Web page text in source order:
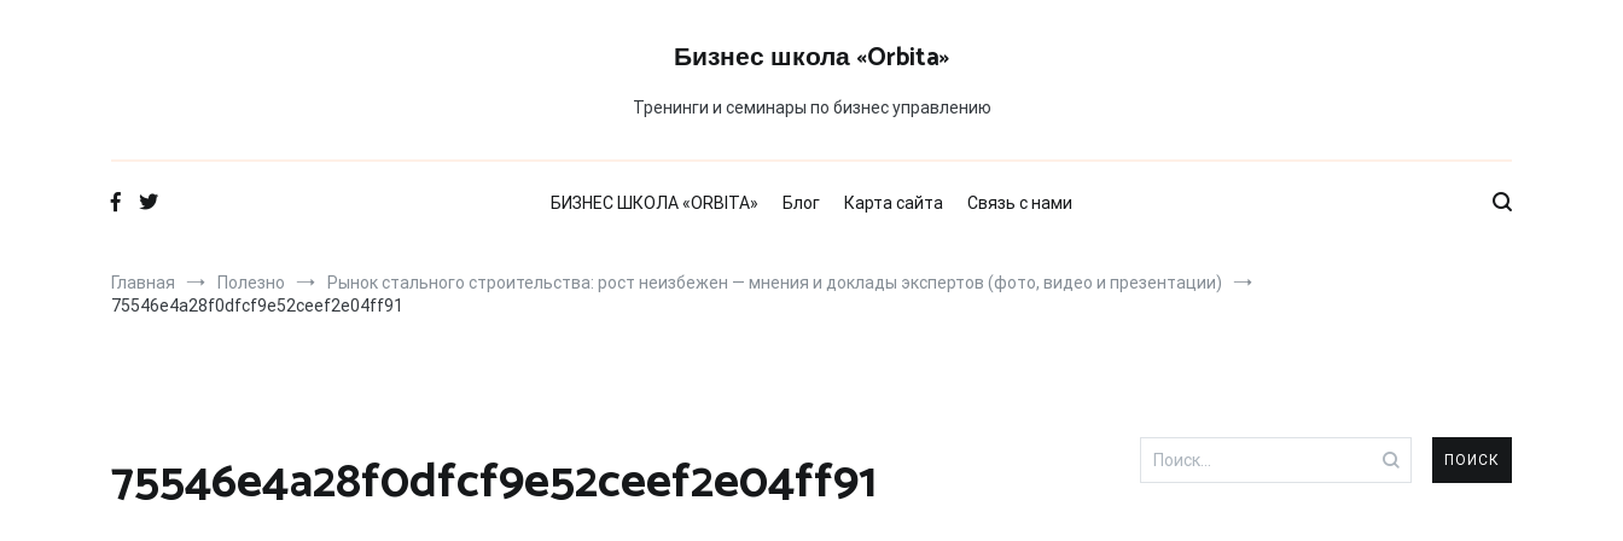
Бизнес школа «Orbita»
Тренинги и семинары по бизнес управлению
БИЗНЕС ШКОЛА «ORBITA» Блог Карта сайта Связь с нами
Главная Полезно
Рынок стального строительства: рост неизбежен — мнения и доклады экспертов (фото, видео и презентации)
75546e4a28f0dfcf9e52ceef2e04ff91
75546e4a28f0dfcf9e52ceef2e04ff91 Найти: